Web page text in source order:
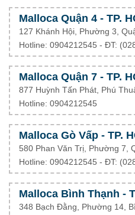
Malloca Quận 4 - TP.
127 Khánh Hội, Phường 3,
Hotline: 0904212545 - ĐT:
Malloca Quận 7 - TP.
877 Huỳnh Tấn Phát, Phú
Hotline: 0904212545
Malloca Gò Vấp - TP.
580 Phan Văn Trị, Phường 7,
Hotline: 0904212545 - ĐT:
Malloca Bình Thạnh -
348 Bạch Đằng, Phường 14,